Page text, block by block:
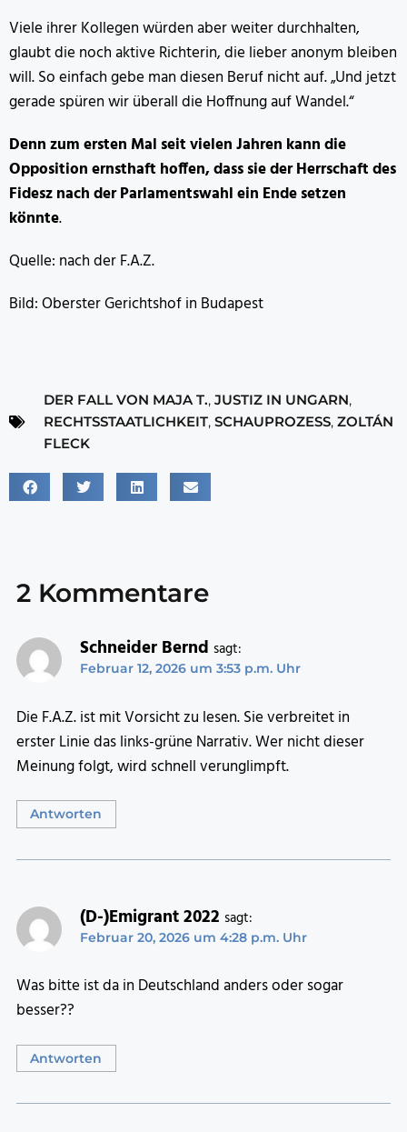
Viele ihrer Kollegen würden aber weiter durchhalten,
glaubt die noch aktive Richterin, die lieber anonym bleiben
will. So einfach gebe man diesen Beruf nicht auf. „Und jetzt
gerade spüren wir überall die Hoffnung auf Wandel.“
Denn zum ersten Mal seit vielen Jahren kann die
Opposition ernsthaft hoffen, dass sie der Herrschaft des
Fidesz nach der Parlamentswahl ein Ende setzen
könnte.
Quelle: nach der F.A.Z.
Bild: Oberster Gerichtshof in Budapest
DER FALL VON MAJA T., JUSTIZ IN UNGARN,
RECHTSSTAATLICHKEIT, SCHAUPROZESS, ZOLTÁN
FLECK
2 Kommentare
Schneider Bernd sagt:
Februar 12, 2026 um 3:53 p.m. Uhr
Die F.A.Z. ist mit Vorsicht zu lesen. Sie verbreitet in
erster Linie das links-grüne Narrativ. Wer nicht dieser
Meinung folgt, wird schnell verunglimpft.
Antworten
(D-)Emigrant 2022 sagt:
Februar 20, 2026 um 4:28 p.m. Uhr
Was bitte ist da in Deutschland anders oder sogar
besser??
Antworten